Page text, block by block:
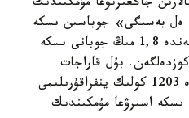
- ەل بەسىگى» جوباسىن ىسكە
اسىرۋعا 800 اۋىلدىق ەلدى مەكەندە 1,8 مىڭ جوبانى ىسكە
تەڭگە كوزدەلگەن. بۇل قاراجات
ءبىرقاتار جوبانى، ونىڭ ىشىندە 1203 كولىك ينفراقۇرىلىمى
اسىرۋعا مۇمكىندىك